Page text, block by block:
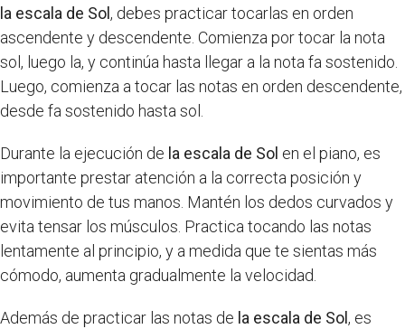
la escala de Sol, debes practicar tocarlas en orden
ascendente y descendente. Comienza por tocar la nota
sol, luego la, y continúa hasta llegar a la nota fa sostenido.
Luego, comienza a tocar las notas en orden descendente,
desde fa sostenido hasta sol.
Durante la ejecución de la escala de Sol en el piano, es
importante prestar atención a la correcta posición y
movimiento de tus manos. Mantén los dedos curvados y
evita tensar los músculos. Practica tocando las notas
lentamente al principio, y a medida que te sientas más
cómodo, aumenta gradualmente la velocidad.
Además de practicar las notas de la escala de Sol, es